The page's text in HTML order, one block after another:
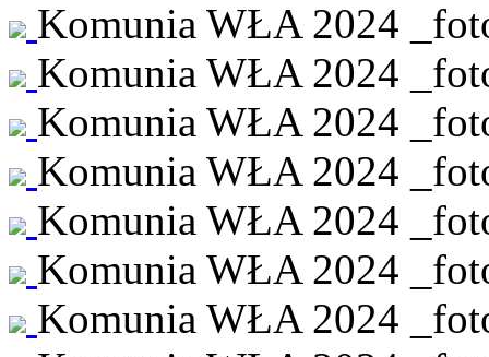
Komunia WŁA 2024
Komunia WŁA 2024
Komunia WŁA 2024
Komunia WŁA 2024
Komunia WŁA 2024
Komunia WŁA 2024
Komunia WŁA 2024